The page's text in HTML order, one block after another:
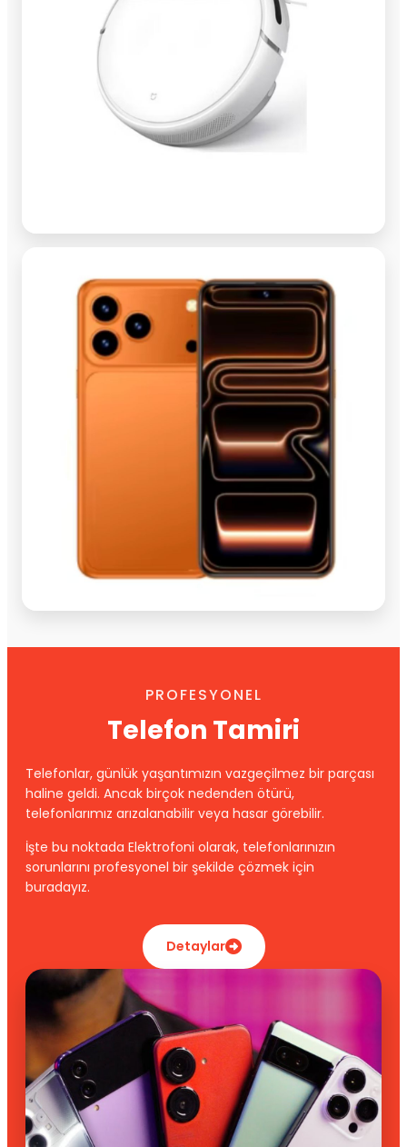
PROFESYONEL
Telefon Tamiri
Telefonlar, günlük yaşantımızın vazgeçilmez bir parçası
haline geldi. Ancak birçok nedenden ötürü,
telefonlarımız arızalanabilir veya hasar görebilir.
İşte bu noktada Elektrofoni olarak, telefonlarınızın
sorunlarını profesyonel bir şekilde çözmek için
buradayız.
Detaylar